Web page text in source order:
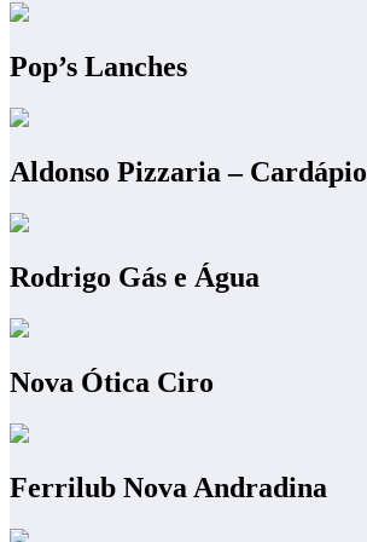
Pop’s Lanches
Aldonso Pizzaria – Cardápio
Rodrigo Gás e Água
Nova Ótica Ciro
Ferrilub Nova Andradina